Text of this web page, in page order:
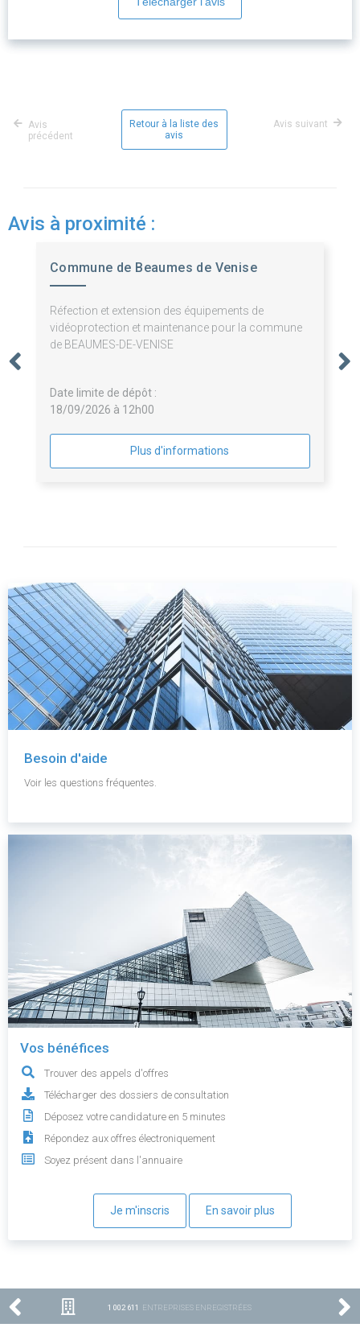
Avis
précédent
Retour à la liste des
avis
Avis suivant
Avis à proximité :
Commune de Beaumes de Venise
Réfection et extension des équipements de
vidéoprotection et maintenance pour la commune
de BEAUMES-DE-VENISE
Date limite de dépôt :
18/09/2026 à 12h00
Plus d'informations
Besoin d'aide
Voir les questions fréquentes.
Vos bénéfices
Trouver des appels d'offres
Télécharger des dossiers de consultation
Déposez votre candidature en 5 minutes
Répondez aux offres électroniquement
Soyez présent dans l'annuaire
Je m'inscris En savoir plus
1 002 611 ENTREPRISES ENREGISTRÉES